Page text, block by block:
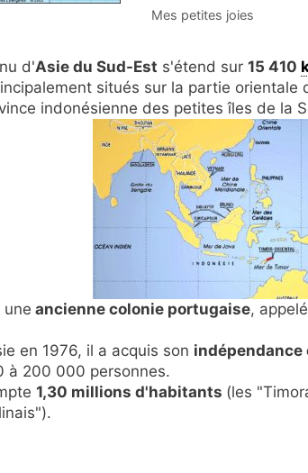
Catégories
Mes petites joies
d'Asie du Sud-Est s'étend sur 15 410
situés sur la partie orientale
indonésienne des petites îles de la
une ancienne colonie portugaise,
en 1976, il a acquis son indépendance
à 200 000 personnes.
1,30 millions d'habitants (les